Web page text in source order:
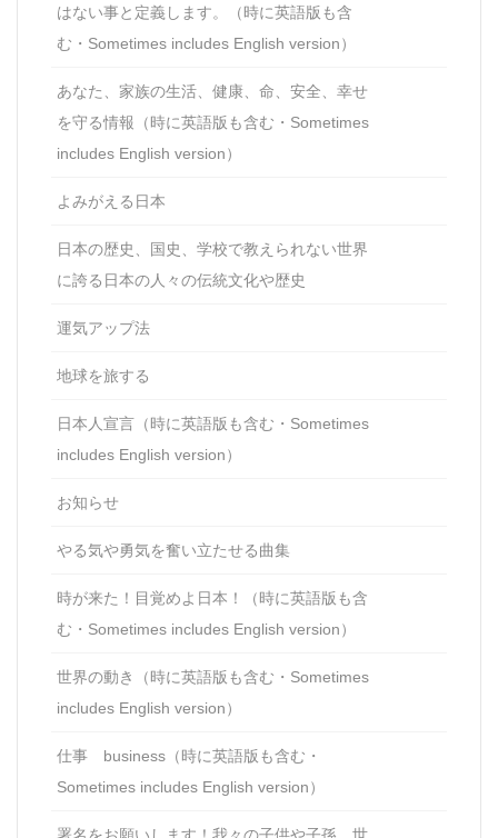
はない事と定義します。（時に英語版も含
む・Sometimes includes English version）
あなた、家族の生活、健康、命、安全、幸せ
を守る情報（時に英語版も含む・Sometimes
includes English version）
よみがえる日本
日本の歴史、国史、学校で教えられない世界
に誇る日本の人々の伝統文化や歴史
運気アップ法
地球を旅する
日本人宣言（時に英語版も含む・Sometimes
includes English version）
お知らせ
やる気や勇気を奮い立たせる曲集
時が来た！目覚めよ日本！（時に英語版も含
む・Sometimes includes English version）
世界の動き（時に英語版も含む・Sometimes
includes English version）
仕事 business（時に英語版も含む・
Sometimes includes English version）